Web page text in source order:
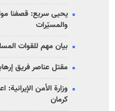
يحيى سريع: قصفنا
والمسيّرات
بيان مهم للقوات
مقتل عناصر فريق
كرمان